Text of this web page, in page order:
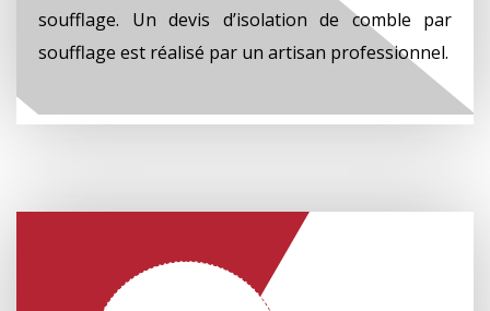
soufflage. Un devis d’isolation de comble par
soufflage est réalisé par un artisan professionnel.